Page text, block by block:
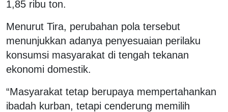
1,85 ribu ton.
Menurut Tira, perubahan pola tersebut
menunjukkan adanya penyesuaian perilaku
konsumsi masyarakat di tengah tekanan
ekonomi domestik.
“Masyarakat tetap berupaya mempertahankan
ibadah kurban, tetapi cenderung memilih